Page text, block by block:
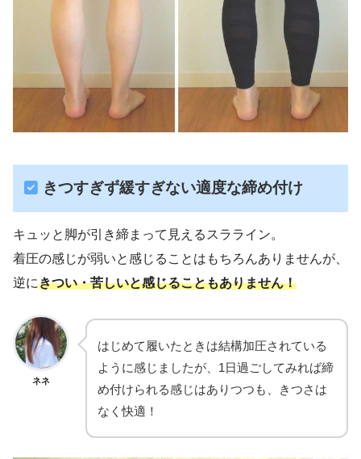
きつすぎず緩すぎない適度な締め付け
キュッと脚が引き締まって見えるスラライン。
着圧の感じが弱いと感じることはもちろんありませんが、
逆にきつい・苦しいと感じることもありません！
ネネ
はじめて履いたときは結構加圧されている
ように感じましたが、1日過ごしてみれば締
め付けられる感じはありつつも、きつさは
なく快適！